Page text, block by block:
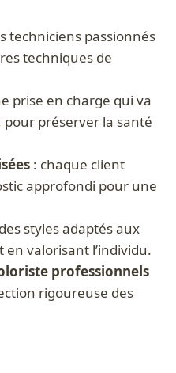
techniciens passionnés
techniques de
prise en charge qui va
pour préserver la santé
: chaque client
approfondi pour une
styles adaptés aux
valorisant l’individu.
professionnels
rigoureuse des